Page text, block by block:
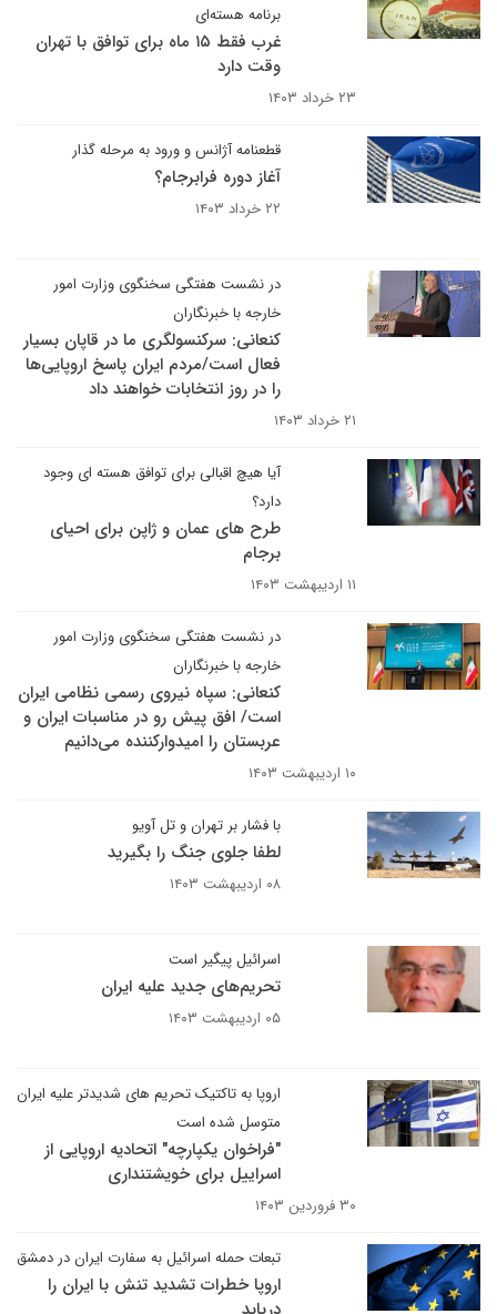
برنامه هسته‌ای
غرب فقط ۱۵ ماه برای توافق با تهران
وقت دارد
۲۳ خرداد ۱۴۰۳
قطعنامه آژانس و ورود به مرحله گذار
آغاز دوره فرابرجام؟
۲۲ خرداد ۱۴۰۳
در نشست هفتگی سخنگوی وزارت امور
خارجه با خبرنگاران
کنعانی: سرکنسولگری ما در قاپان بسیار
فعال است/مردم ایران پاسخ اروپایی‌ها
را در روز انتخابات خواهند داد
۲۱ خرداد ۱۴۰۳
آیا هیچ اقبالی برای توافق هسته ای وجود
دارد؟
طرح های عمان و ژاپن برای احیای
برجام
۱۱ اردیبهشت ۱۴۰۳
در نشست هفتگی سخنگوی وزارت امور
خارجه با خبرنگاران
کنعانی: سپاه نیروی رسمی نظامی ایران
است/ افق پیش رو در مناسبات ایران و
عربستان را امیدوارکننده می‌دانیم
۱۰ اردیبهشت ۱۴۰۳
با فشار بر تهران و تل آویو
لطفا جلوی جنگ را بگیرید
۰۸ اردیبهشت ۱۴۰۳
اسرائیل پیگیر است
تحریم‌های جدید علیه ایران
۰۵ اردیبهشت ۱۴۰۳
اروپا به تاکتیک تحریم های شدیدتر علیه ایران
متوسل شده است
"فراخوان یکپارچه" اتحادیه اروپایی از
اسراییل برای خویشتنداری
۳۰ فروردین ۱۴۰۳
تبعات حمله اسرائیل به سفارت ایران در دمشق
اروپا خطرات تشدید تنش با ایران را